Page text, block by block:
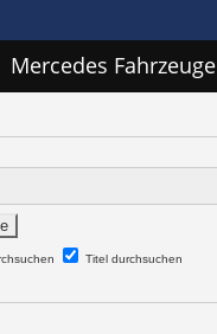
Mercedes Fahrzeuge
Titel durchsuchen